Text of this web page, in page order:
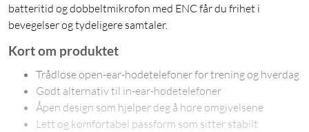
batteritid og dobbeltmikrofon med ENC får du frihet i
bevegelser og tydeligere samtaler.
Kort om produktet
Trådløse open-ear-hodetelefoner for trening og hverdag
Godt alternativ til in-ear-hodetelefoner
Åpen design som hjelper deg å høre omgivelsene
Lett og komfortabel passform som sitter stabilt